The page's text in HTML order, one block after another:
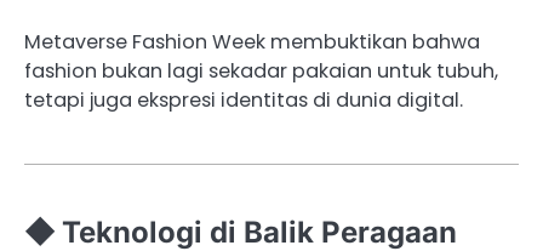
Metaverse Fashion Week membuktikan bahwa
fashion bukan lagi sekadar pakaian untuk tubuh,
tetapi juga ekspresi identitas di dunia digital.
◆ Teknologi di Balik Peragaan